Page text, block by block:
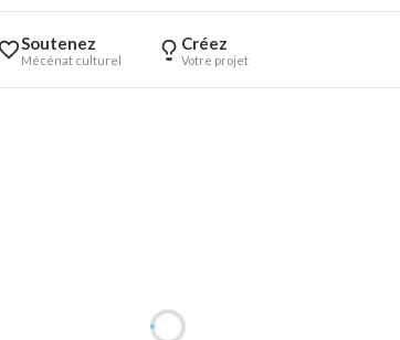
Soutenez
Mécénat culturel
Créez
Votre projet